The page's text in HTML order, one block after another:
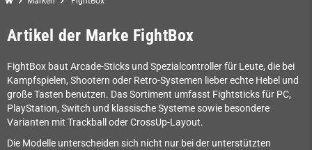
Artikel der Marke FightBox
FightBox baut Arcade-Sticks und Spezialcontroller für Leute, die bei
Kampfspielen, Shootern oder Retro-Systemen lieber echte Hebel und
große Tasten benutzen. Das Sortiment umfasst Fightsticks für PC,
PlayStation, Switch und klassische Systeme sowie besondere
Varianten mit Trackball oder CrossUp-Layout.
Die Modelle unterscheiden sich nicht nur bei der unterstützten